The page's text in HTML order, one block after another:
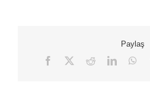
Paylaş
Facebook RedditLinkedIn